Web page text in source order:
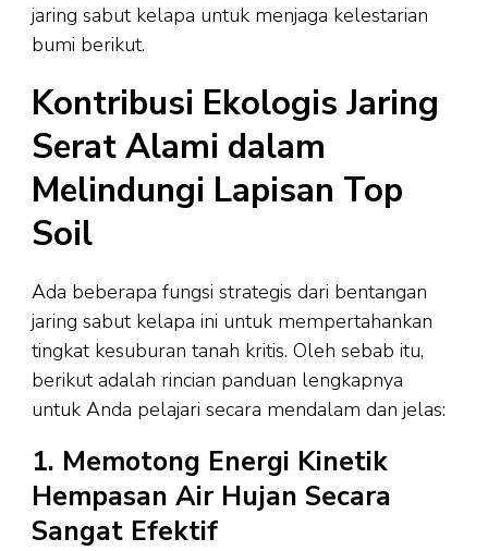
jaring sabut kelapa untuk menjaga kelestarian
bumi berikut.
Kontribusi Ekologis Jaring
Serat Alami dalam
Melindungi Lapisan Top
Soil
Ada beberapa fungsi strategis dari bentangan
jaring sabut kelapa ini untuk mempertahankan
tingkat kesuburan tanah kritis. Oleh sebab itu,
berikut adalah rincian panduan lengkapnya
untuk Anda pelajari secara mendalam dan jelas:
1. Memotong Energi Kinetik
Hempasan Air Hujan Secara
Sangat Efektif